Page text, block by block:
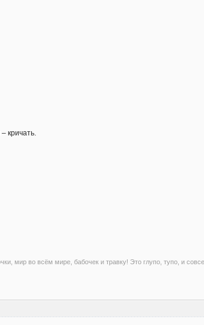
кричать.
мир во всём мире, бабочек и травку! Это глупо, тупо, и